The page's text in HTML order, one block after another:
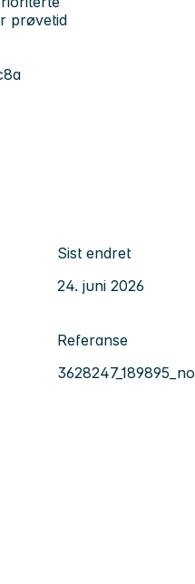
prøvetid
Sist endret
24. juni 2026
Referanse
3628247_189895_no